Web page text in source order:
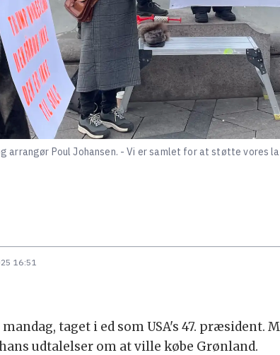
arrangør Poul Johansen. - Vi er samlet for at støtte
16:51
mandag, taget i ed som USA's 47. præsident.
udtalelser om at ville købe Grønland.